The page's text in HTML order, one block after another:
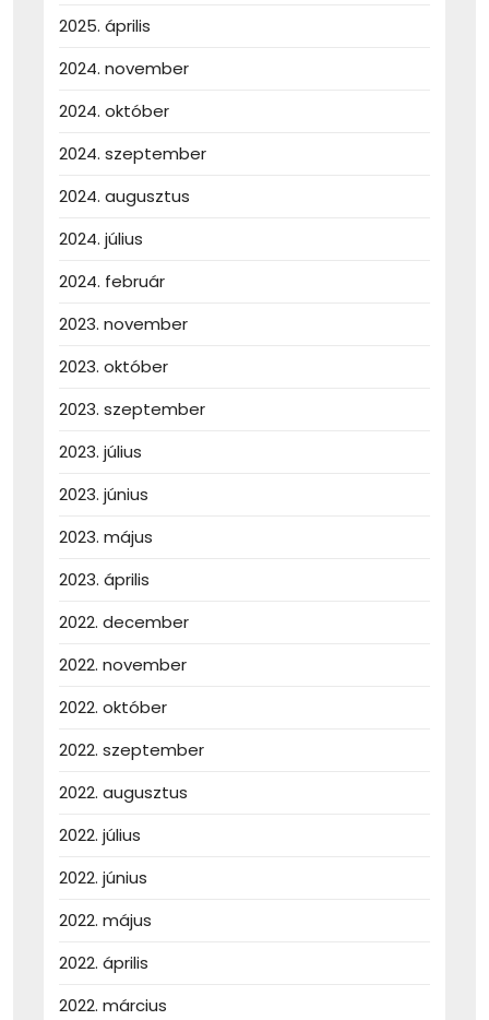
2025. április
2024. november
2024. október
2024. szeptember
2024. augusztus
2024. július
2024. február
2023. november
2023. október
2023. szeptember
2023. július
2023. június
2023. május
2023. április
2022. december
2022. november
2022. október
2022. szeptember
2022. augusztus
2022. július
2022. június
2022. május
2022. április
2022. március